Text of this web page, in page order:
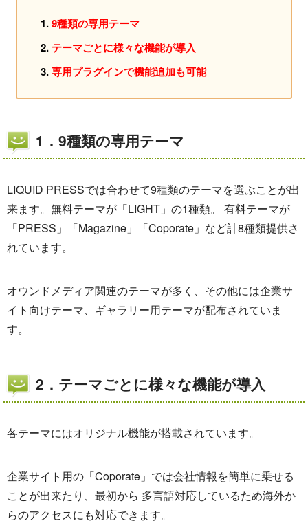
9種類の専用テーマ
テーマごとに様々な機能が導入
専用プラグインで機能追加も可能
1．9種類の専用テーマ
LIQUID PRESSでは合わせて9種類のテーマを選ぶことが出
来ます。無料テーマが「LIGHT」の1種類。 有料テーマが
「PRESS」「Magazine」「Coporate」など計8種類提供さ
れています。
オウンドメディア関連のテーマが多く、その他には企業サ
イト向けテーマ、ギャラリー用テーマが配布されていま
す。
2．テーマごとに様々な機能が導入
各テーマにはオリジナル機能が搭載されています。
企業サイト用の「Coporate」では会社情報を簡単に乗せる
ことが出来たり、最初から 多言語対応しているため海外か
らのアクセスにも対応できます。